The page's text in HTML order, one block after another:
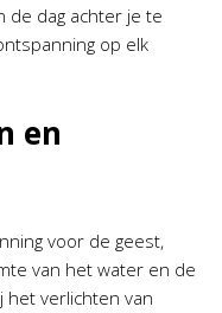
de dag achter je te
op elk
en
voor de geest,
van het water en de
verlichten van